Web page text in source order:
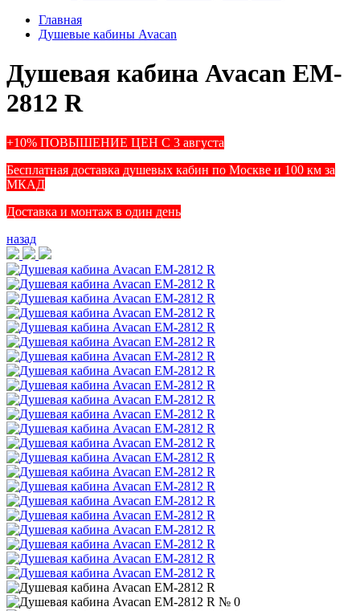
Главная
Душевые кабины Avacan
Душевая кабина Avacan EM-
2812 R
+10% ПОВЫШЕНИЕ ЦЕН С 3 августа
Бесплатная доставка душевых кабин по Москве и 100 км за
МКАД
Доставка и монтаж в один день
назад